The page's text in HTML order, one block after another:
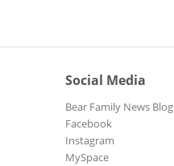
Social Media
Bear Family News Blog
Facebook
Instagram
MySpace